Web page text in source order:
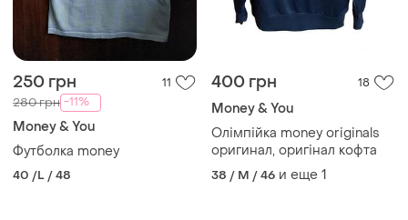
250 грн 11
280 грн -11%
Money & You
Футболка money
40 /L / 48
400 грн 18
Money & You
Олімпійка money originals
оригинал, оригінал кофта
38 / M / 46 и еще 1